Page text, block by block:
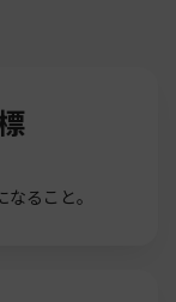
ること。